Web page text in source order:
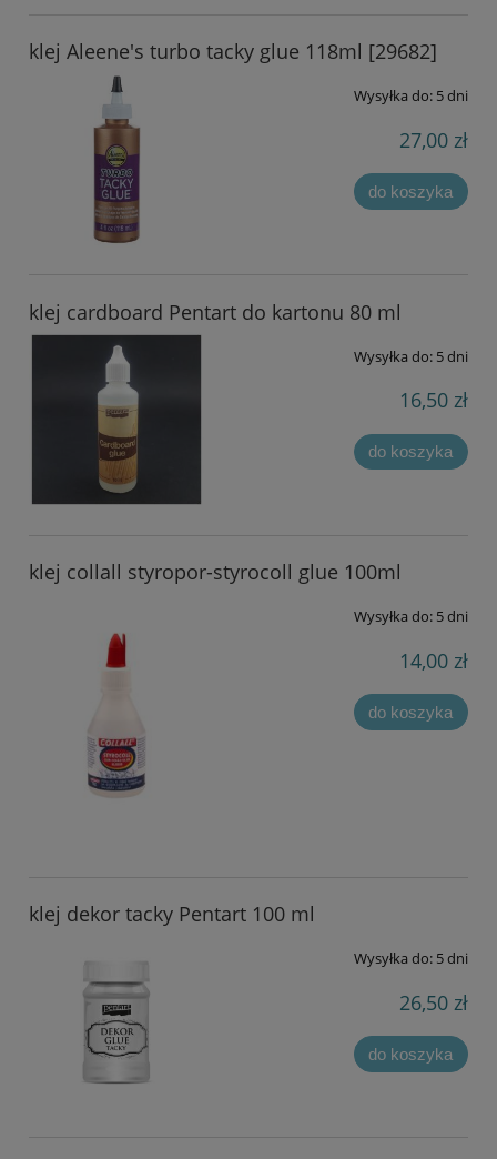
klej Aleene's turbo tacky glue 118ml [29682]
Wysyłka do: 5 dni
27,00 zł
do koszyka
klej cardboard Pentart do kartonu 80 ml
Wysyłka do: 5 dni
16,50 zł
do koszyka
klej collall styropor-styrocoll glue 100ml
Wysyłka do: 5 dni
14,00 zł
do koszyka
klej dekor tacky Pentart 100 ml
Wysyłka do: 5 dni
26,50 zł
do koszyka